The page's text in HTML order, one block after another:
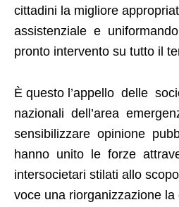
cittadini la migliore
assistenziale e
pronto intervento su tutto il
È questo l’appello delle
nazionali dell’area
sensibilizzare opinione
hanno unito le forze
intersocietari stilati allo
voce una riorganizzazione